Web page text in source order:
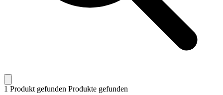
1 Produkt gefunden Produkte gefunden